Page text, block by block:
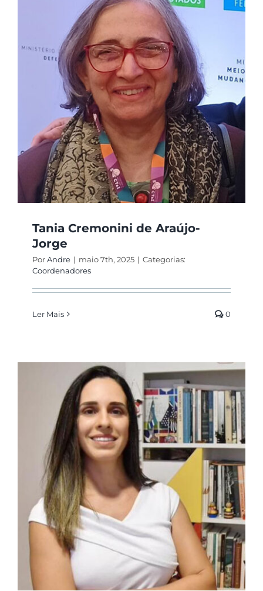
Tania Cremonini de Araújo-
Jorge
PorAndre | maio 7th, 2025 | Categorias:
Coordenadores
Ler Mais 0